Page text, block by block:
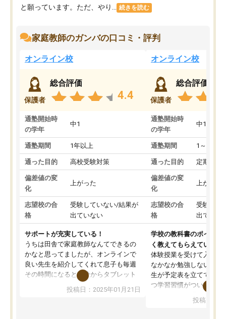
と願っています。ただ、やり...
続きを読む
家庭教師のガンバの口コミ・評判
オンライン校
保護者
総合評価
4.4
通塾開始時
の学年
中1
通塾期間 1年以上
通った目的 高校受験対策
偏差値の変
化
上がった
志望校の合
格
受験していない/結果が
出ていない
サポートが充実している！
うちは田舎で家庭教師なんてできるの
かなと思ってましたが、オンラインで
良い先生を紹介してくれて息子も毎週
その時間になると自分からタブレット
を開いてzoomを繋げるようになりまし
た！5科目なんでもOKなのもとても気
投稿日：2025年01月21日
オンライン校
保護者
総合評価
通塾開始時
の学年
中1
通塾期間 1～3ヵ月
通った目的 定期テス
偏差値の変
化
上がった
志望校の合
格
受験して
出ていな
学校の教科書のポイント
く教えてもらえている
体験授業を受けて入塾し
なかなか勉強しない息子
生が予定表を立ててくれ
つ学習習慣がついてきま
指導が無い日も予定表
投稿日：